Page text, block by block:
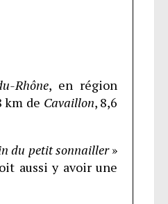
Rhône, en région
km de Cavaillon, 8,6
du petit sonnailler»
aussi y avoir une